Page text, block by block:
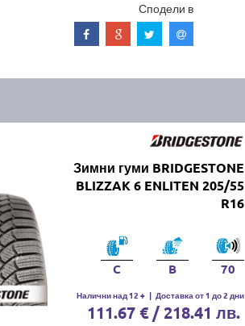
Сподели в
Зимни гуми BRIDGESTONE
BLIZZAK 6 ENLITEN 205/55
R16
C B 70
Налични над 12 + | Доставка от 1 до 2 дни
111.67 € / 218.41 лв.